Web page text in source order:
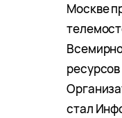
Москве
стал